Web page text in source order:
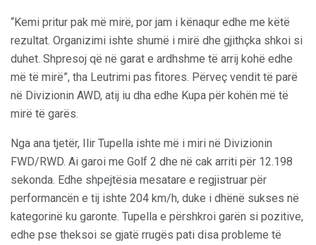
“Kemi pritur pak më mirë, por jam i kënaqur edhe me këtë
rezultat. Organizimi ishte shumë i mirë dhe gjithçka shkoi si
duhet. Shpresoj që në garat e ardhshme të arrij kohë edhe
më të mirë”, tha Leutrimi pas fitores. Përveç vendit të parë
në Divizionin AWD, atij iu dha edhe Kupa për kohën më të
mirë të garës.
Nga ana tjetër, Ilir Tupella ishte më i miri në Divizionin
FWD/RWD. Ai garoi me Golf 2 dhe në cak arriti për 12.198
sekonda. Edhe shpejtësia mesatare e regjistruar për
performancën e tij ishte 204 km/h, duke i dhënë sukses në
kategorinë ku garonte. Tupella e përshkroi garën si pozitive,
edhe pse theksoi se gjatë rrugës pati disa probleme të